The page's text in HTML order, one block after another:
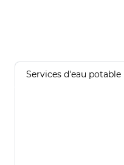
Services d'eau potable